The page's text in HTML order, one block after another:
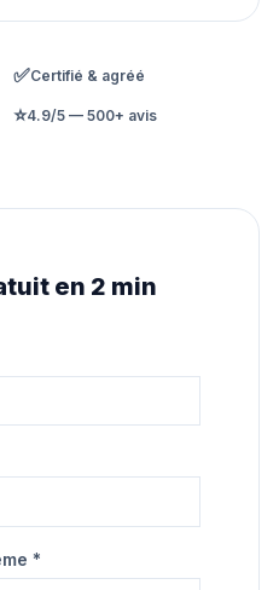
✅Certifié & agréé
⭐4.9/5 — 500+ avis
en 2 min
*